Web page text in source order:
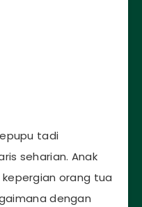
tadi
seharian. Anak
orang tua
dengan